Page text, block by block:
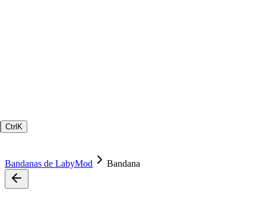
Ctrl K
Bandanas de LabyMod Bandana